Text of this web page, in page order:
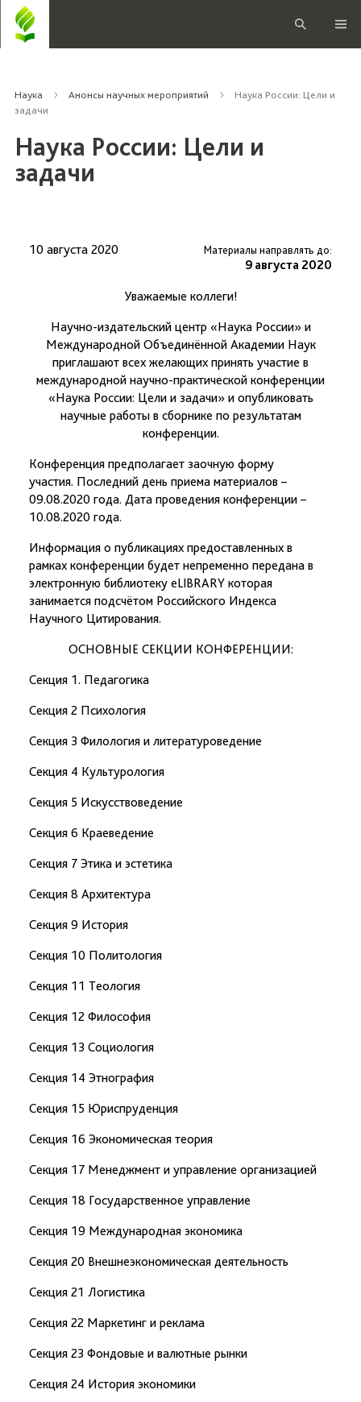
Наука Анонсы научных мероприятий
Наука России: Цели и
задачи
Наука России: Цели и
задачи
10 августа 2020 Материалы направлять до:
9 августа 2020
Уважаемые коллеги!
Научно-издательский центр «Наука России» и
Международной Объединённой Академии Наук
приглашают всех желающих принять участие в
международной научно-практической конференции
«Наука России: Цели и задачи» и опубликовать
научные работы в сборнике по результатам
конференции.
Конференция предполагает заочную форму
участия. Последний день приема материалов –
09.08.2020 года. Дата проведения конференции –
10.08.2020 года.
Информация о публикациях предоставленных в
рамках конференции будет непременно передана в
электронную библиотеку eLIBRARY которая
занимается подсчётом Российского Индекса
Научного Цитирования.
ОСНОВНЫЕ СЕКЦИИ КОНФЕРЕНЦИИ:
Секция 1. Педагогика
Секция 2 Психология
Секция 3 Филология и литературоведение
Секция 4 Культурология
Секция 5 Искусствоведение
Секция 6 Краеведение
Секция 7 Этика и эстетика
Секция 8 Архитектура
Секция 9 История
Секция 10 Политология
Секция 11 Теология
Секция 12 Философия
Секция 13 Социология
Секция 14 Этнография
Секция 15 Юриспруденция
Секция 16 Экономическая теория
Секция 17 Менеджмент и управление организацией
Секция 18 Государственное управление
Секция 19 Международная экономика
Секция 20 Внешнеэкономическая деятельность
Секция 21 Логистика
Секция 22 Маркетинг и реклама
Секция 23 Фондовые и валютные рынки
Секция 24 История экономики